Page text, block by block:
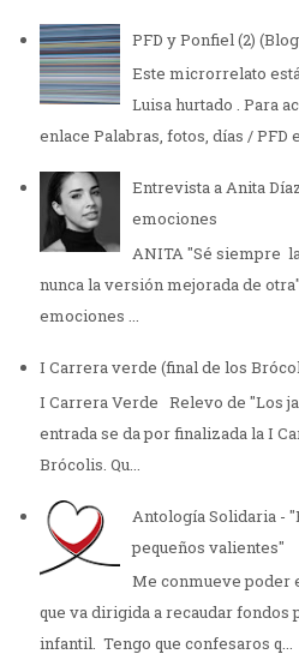
PFD y Ponfiel (2)
Este microrrelato
Luisa hurtado . Para
enlace Palabras, fotos, días / PFD
Entrevista a Anita
emociones
ANITA "Sé siempre
nunca la versión mejorada de
emociones ...
I Carrera verde (final de los
I Carrera Verde Relevo de "Los
entrada se da por finalizada la I
Brócolis. Qu...
Antología Solidaria -
pequeños valientes"
Me conmueve poder
que va dirigida a recaudar fondos
infantil. Tengo que confesaros q...